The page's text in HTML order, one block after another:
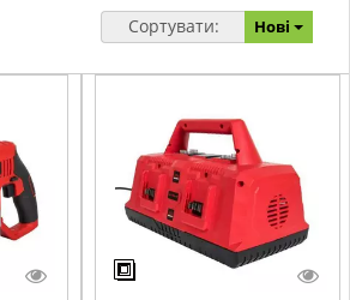
Сортувати: Нові